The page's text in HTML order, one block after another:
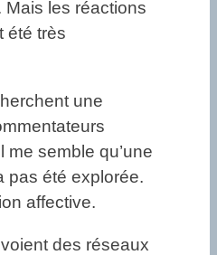
Mais les réactions
été très
une
me semble qu’une
pas été explorée.
affective.
des réseaux